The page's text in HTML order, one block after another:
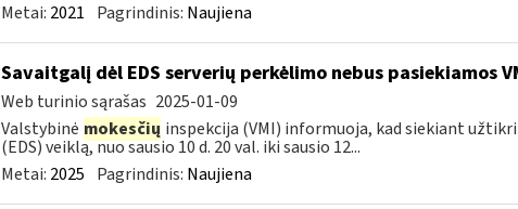
Metai: 2021 Pagrindinis: Naujiena
Savaitgalį dėl EDS serverių perkėlimo nebus pasiekiamos
Web turinio sąrašas 2025-01-09
Valstybinė mokesčių inspekcija (VMI) informuoja, kad siekiant
(EDS) veiklą, nuo sausio 10 d. 20 val. iki sausio 12...
Metai: 2025 Pagrindinis: Naujiena